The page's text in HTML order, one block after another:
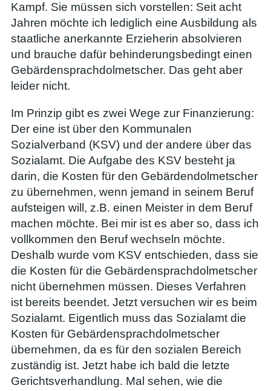
Kampf. Sie müssen sich vorstellen: Seit acht
Jahren möchte ich lediglich eine Ausbildung als
staatliche anerkannte Erzieherin absolvieren
und brauche dafür behinderungsbedingt einen
Gebärdensprachdolmetscher. Das geht aber
leider nicht.
Im Prinzip gibt es zwei Wege zur Finanzierung:
Der eine ist über den Kommunalen
Sozialverband (KSV) und der andere über das
Sozialamt. Die Aufgabe des KSV besteht ja
darin, die Kosten für den Gebärdendolmetscher
zu übernehmen, wenn jemand in seinem Beruf
aufsteigen will, z.B. einen Meister in dem Beruf
machen möchte. Bei mir ist es aber so, dass ich
vollkommen den Beruf wechseln möchte.
Deshalb wurde vom KSV entschieden, dass sie
die Kosten für die Gebärdensprachdolmetscher
nicht übernehmen müssen. Dieses Verfahren
ist bereits beendet. Jetzt versuchen wir es beim
Sozialamt. Eigentlich muss das Sozialamt die
Kosten für Gebärdensprachdolmetscher
übernehmen, da es für den sozialen Bereich
zuständig ist. Jetzt habe ich bald die letzte
Gerichtsverhandlung. Mal sehen, wie die